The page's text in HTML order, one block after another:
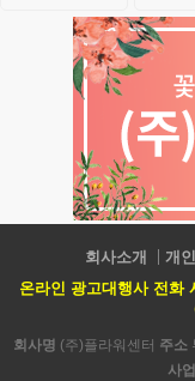
회사소개 개
온라인 광고대행사 전화
회사명 (주)플라워센터 주소
사